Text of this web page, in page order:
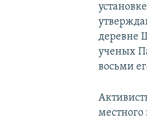
деревне
ученых
восьми